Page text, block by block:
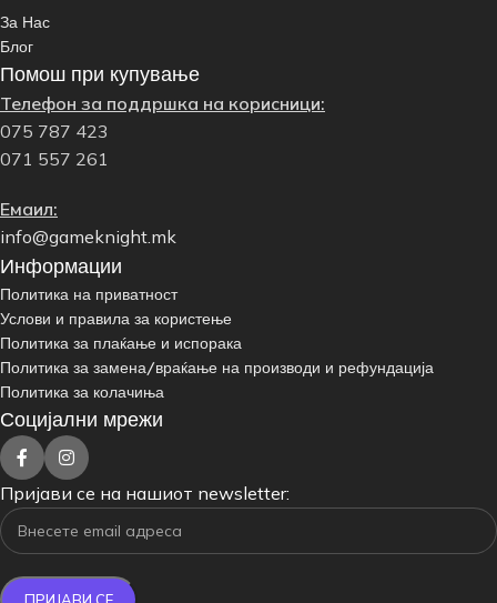
За Нас
Блог
Помош при купување
Телефон за поддршка на корисници:
075 787 423
071 557 261
Емаил:
info@gameknight.mk
Информации
Политика на приватност
Услови и правила за користење
Политика за плаќање и испорака
Политика за замена/враќање на производи и рефундација
Политика за колачиња
Социјални мрежи
Пријави се на нашиот newsletter: